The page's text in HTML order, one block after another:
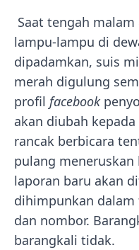
Saat tengah
lampu-lampu di
dipadamkan, suis
merah digulung
profil facebook
akan diubah
rancak berbicara
pulang
laporan baru akan
dihimpunkan
dan nombor.
barangkali tidak.